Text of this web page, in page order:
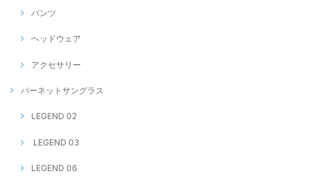
パンツ
ヘッドウェア
アクセサリー
バーネットサングラス
LEGEND 02
LEGEND 03
LEGEND 06